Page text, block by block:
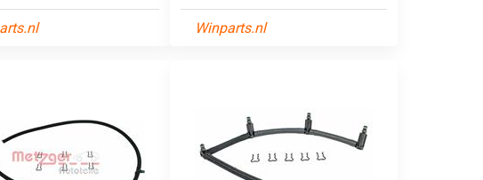
Winparts.nl